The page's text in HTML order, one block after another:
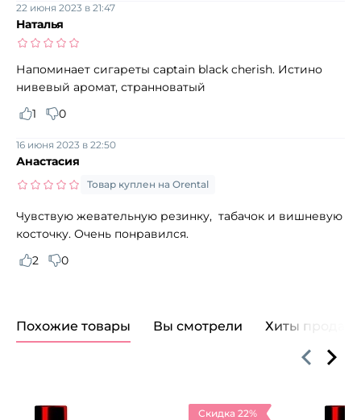
Наталья
22 июня 2023 в 21:47
Напоминает сигареты captain black cherish. Истино
нивевый аромат, странноватый
1
0
Анастасия
16 июня 2023 в 22:50
Товар куплен на Orental
Чувствую жевательную резинку, табачок и вишневую
косточку. Очень понравился.
2
0
Похожие товары Вы смотрели Хиты продаж
Скидка 22%